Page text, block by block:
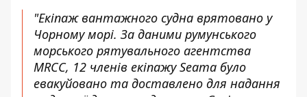
"Екіпаж вантажного судна врятовано у
Чорному морі. За даними румунського
морського рятувального агентства
MRCC, 12 членів екіпажу Seama було
евакуйовано та доставлено для надання